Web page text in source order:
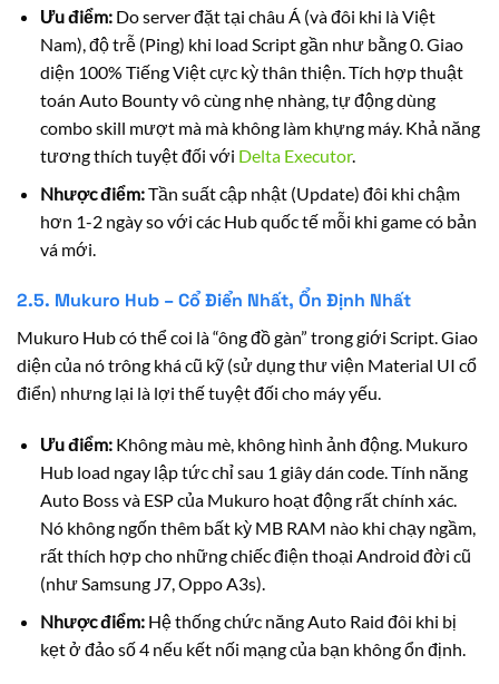
Ưu điểm:Do server đặt tại châu Á (và đôi khi là Việt
Nam), độ trễ (Ping) khi load Script gần như bằng 0. Giao
diện 100% Tiếng Việt cực kỳ thân thiện. Tích hợp thuật
toán Auto Bounty vô cùng nhẹ nhàng, tự động dùng
combo skill mượt mà mà không làm khựng máy. Khả năng
tương thích tuyệt đối với Delta Executor.
Nhược điểm:Tần suất cập nhật (Update) đôi khi chậm
hơn 1-2 ngày so với các Hub quốc tế mỗi khi game có bản
vá mới.
2.5. Mukuro Hub – Cổ Điển Nhất, Ổn Định Nhất
Mukuro Hub có thể coi là “ông đồ gàn” trong giới Script. Giao
diện của nó trông khá cũ kỹ (sử dụng thư viện Material UI cổ
điển) nhưng lại là lợi thế tuyệt đối cho máy yếu.
Ưu điểm:Không màu mè, không hình ảnh động. Mukuro
Hub load ngay lập tức chỉ sau 1 giây dán code. Tính năng
Auto Boss và ESP của Mukuro hoạt động rất chính xác.
Nó không ngốn thêm bất kỳ MB RAM nào khi chạy ngầm,
rất thích hợp cho những chiếc điện thoại Android đời cũ
(như Samsung J7, Oppo A3s).
Nhược điểm:Hệ thống chức năng Auto Raid đôi khi bị
kẹt ở đảo số 4 nếu kết nối mạng của bạn không ổn định.